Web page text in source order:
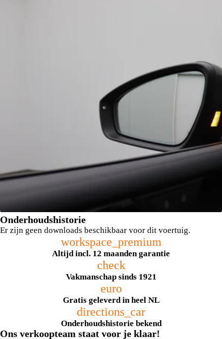
dodehoek detectie
Onderhoudshistorie
Er zijn geen downloads beschikbaar voor dit voertuig.
workspace_premium
Altijd incl. 12 maanden garantie
check
Vakmanschap sinds 1921
euro
Gratis geleverd in heel NL
directions_car
Onderhoudshistorie bekend
Ons verkoopteam staat voor je klaar!